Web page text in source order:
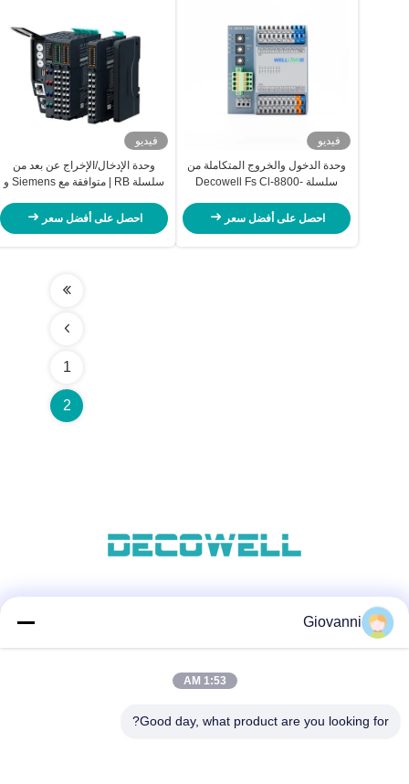
فيديو
وحدة الدخول والخروج المتكاملة من
سلسلة Decowell Fs Cl-8800-
OEM
احصل على أفضل سعر
فيديو
وحدة الإدخال/الإخراج عن بعد من
سلسلة RB | متوافقة مع Siemens و
Schneider PLCs
احصل على أفضل سعر
1
2
Giovanni
1:53 AM
Good day, what product are you looking for?